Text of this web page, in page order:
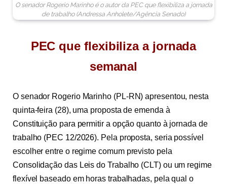
O senador Rogerio Marinho é o autor da PEC que flexibiliza a jornada
de trabalho (Andressa Anholete/Agência Senado)
PEC que flexibiliza a jornada
semanal
O senador Rogerio Marinho (PL-RN) apresentou, nesta
quinta-feira (28), uma proposta de emenda à
Constituição para permitir a opção quanto à jornada de
trabalho (PEC 12/2026). Pela proposta, seria possível
escolher entre o regime comum previsto pela
Consolidação das Leis do Trabalho (CLT) ou um regime
flexível baseado em horas trabalhadas, pela qual o